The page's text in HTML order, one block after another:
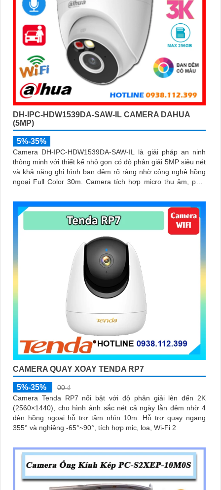
DH-IPC-HDW1539DA-SAW-IL CAMERA DAHUA
(5MP)
5%-35%
Camera DH-IPC-HDW1539DA-SAW-IL là giải pháp an ninh
thông minh với thiết kế nhỏ gọn có độ phân giải 5MP siêu nét
và khả năng ghi hình ban đêm rõ ràng nhờ công nghệ hồng
ngoại Full Color 30m. Camera tích hợp micro thu âm, phát
256GB, đảm bảo ghi hình liên tục và hiệu quả
CAMERA QUAY XOAY TENDA RP7
5%-35%
00 ₫
Camera Tenda RP7 nổi bật với độ phân giải lên đến 2K
(2560×1440), cho hình ảnh sắc nét cả ngày lẫn đêm nhờ 4
đèn hồng ngoại hỗ trợ tầm nhìn 10m. Hỗ trợ quay ngang
355° và nghiêng -65°~90°, tích hợp mic, loa, Wi-Fi 2